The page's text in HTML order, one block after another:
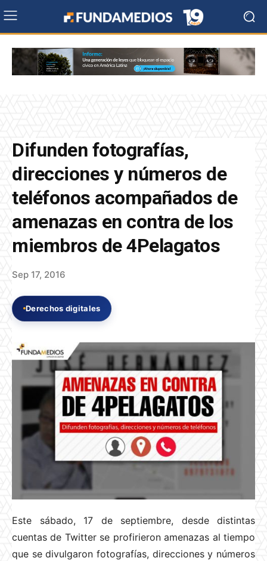
Difunden fotografías,
direcciones y números de
teléfonos acompañados de
amenazas en contra de los
miembros de 4Pelagatos
Sep 17, 2016
Derechos digitales
Este sábado, 17 de septiembre, desde distintas
cuentas de Twitter se profirieron amenazas al tiempo
que se divulgaron fotografías, direcciones y números